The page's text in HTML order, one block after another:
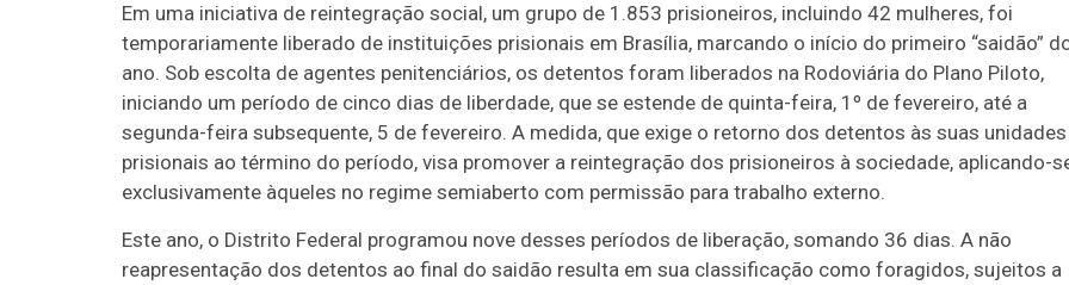
Em uma iniciativa de reintegração social, um grupo de 1.853 prisioneiros, incluindo 42 mulheres, foi
temporariamente liberado de instituições prisionais em Brasília, marcando o início do primeiro “saidão”
ano. Sob escolta de agentes penitenciários, os detentos foram liberados na Rodoviária do Plano Piloto,
iniciando um período de cinco dias de liberdade, que se estende de quinta-feira, 1º de fevereiro, até a
segunda-feira subsequente, 5 de fevereiro. A medida, que exige o retorno dos detentos às suas unidades
prisionais ao término do período, visa promover a reintegração dos prisioneiros à sociedade, aplicando-
exclusivamente àqueles no regime semiaberto com permissão para trabalho externo.
Este ano, o Distrito Federal programou nove desses períodos de liberação, somando 36 dias. A não
reapresentação dos detentos ao final do saidão resulta em sua classificação como foragidos, sujeitos a